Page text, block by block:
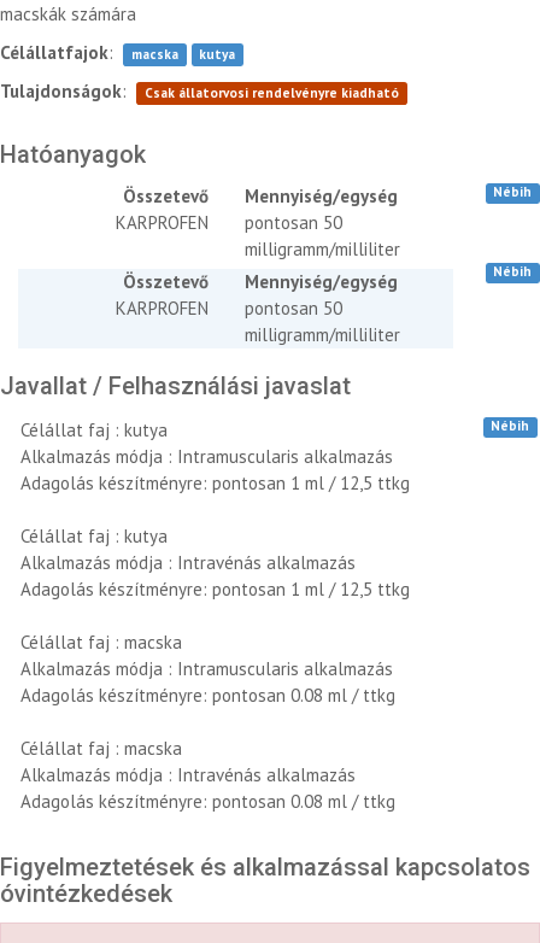
macskák számára
Célállatfajok: macska kutya
Tulajdonságok: Csak állatorvosi rendelvényre kiadható
Hatóanyagok
Összetevő
Mennyiség/egység
KARPROFEN
pontosan 50
milligramm/milliliter
Nébih
Összetevő
Mennyiség/egység
KARPROFEN
pontosan 50
milligramm/milliliter
Nébih
Javallat / Felhasználási javaslat
Célállat faj : kutya
Alkalmazás módja : Intramuscularis alkalmazás
Adagolás készítményre: pontosan 1 ml / 12,5 ttkg
Célállat faj : kutya
Alkalmazás módja : Intravénás alkalmazás
Adagolás készítményre: pontosan 1 ml / 12,5 ttkg
Célállat faj : macska
Alkalmazás módja : Intramuscularis alkalmazás
Adagolás készítményre: pontosan 0.08 ml / ttkg
Célállat faj : macska
Alkalmazás módja : Intravénás alkalmazás
Adagolás készítményre: pontosan 0.08 ml / ttkg
Nébih
Figyelmeztetések és alkalmazással kapcsolatos
óvintézkedések